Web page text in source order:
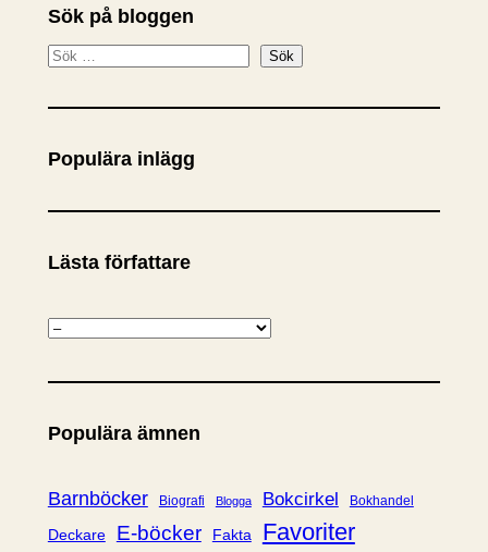
Sök på bloggen
S
k
Sök
Populära inlägg
Lästa författare
K
t
g
r
i
Populära ämnen
Barnböcker Biografi Blogga Bokcirkel Bokhandel
Deckare E-böcker Fakta Favoriter